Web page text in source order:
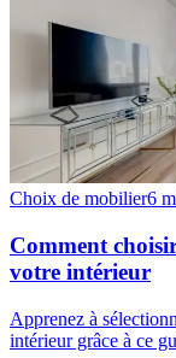
Choix de mobilier6
Comment
votre intérieur
Apprenez à
intérieur grâce à ce